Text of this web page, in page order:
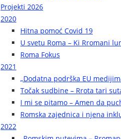
Projekti 2026
2020
Hitna pomoć Covid 19
U svetu Roma – Ki Rromani
Roma Fokus
2021
„Dodatna podrška EU
Točak sudbine – Rrota tari
I mi se pitamo – Amen da
Romska zajednica i njena
2022